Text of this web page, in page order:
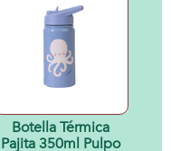
Botella Térmica
Pajita 350ml Pulpo